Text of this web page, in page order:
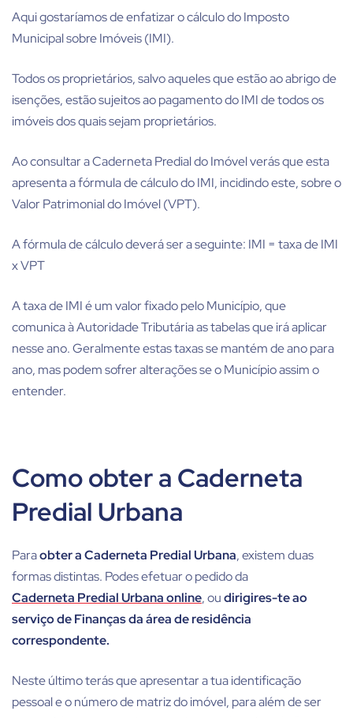
Aqui gostaríamos de enfatizar o cálculo do Imposto
Municipal sobre Imóveis (IMI).
Todos os proprietários, salvo aqueles que estão ao abrigo de
isenções, estão sujeitos ao pagamento do IMI de todos os
imóveis dos quais sejam proprietários.
Ao consultar a Caderneta Predial do Imóvel verás que esta
apresenta a fórmula de cálculo do IMI, incidindo este, sobre o
Valor Patrimonial do Imóvel (VPT).
A fórmula de cálculo deverá ser a seguinte: IMI = taxa de IMI
x VPT
A taxa de IMI é um valor fixado pelo Município, que
comunica à Autoridade Tributária as tabelas que irá aplicar
nesse ano. Geralmente estas taxas se mantém de ano para
ano, mas podem sofrer alterações se o Município assim o
entender.
Como obter a Caderneta
Predial Urbana
Paraobter a Caderneta Predial Urbana, existem duas
formas distintas. Podes efetuar o pedido da
Caderneta Predial Urbana online, oudirigires-te ao
serviço de Finanças da área de residência
correspondente.
Neste último terás que apresentar a tua identificação
pessoal e o número de matriz do imóvel, para além de ser